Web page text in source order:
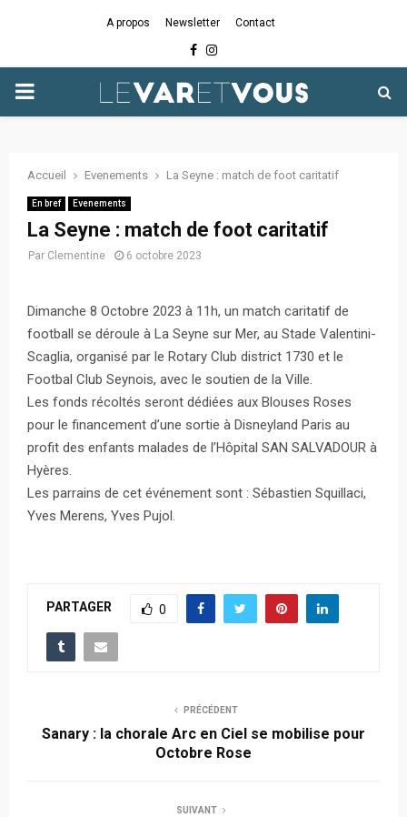
A propos Newsletter Contact
Facebook
Instagram
PRIMARY
Accueil Evenements La Seyne : match de foot caritatif
En bref Evenements
La Seyne : match de foot caritatif
Par Clementine 6 octobre 2023
Dimanche 8 Octobre 2023 à 11h, un match caritatif de
football se déroule à La Seyne sur Mer, au Stade Valentini-
Scaglia, organisé par le Rotary Club district 1730 et le
Footbal Club Seynois, avec le soutien de la Ville.
Les fonds récoltés seront dédiées aux Blouses Roses
pour le financement d’une sortie à Disneyland Paris au
profit des enfants malades de l’Hôpital SAN SALVADOUR à
Hyères.
Les parrains de cet événement sont : Sébastien Squillaci,
Yves Merens, Yves Pujol.
PARTAGER 0
PRÉCÉDENT
Sanary : la chorale Arc en Ciel se mobilise pour
Octobre Rose
SUIVANT